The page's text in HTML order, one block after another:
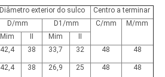
Diâmetro exterior do sulco
Centro a terminar
D/mm
D1/mm C/mm
M/mm
Mim Mim
42,4 38 33,7 32 48 48
42,4 38 26,9 25 48 48